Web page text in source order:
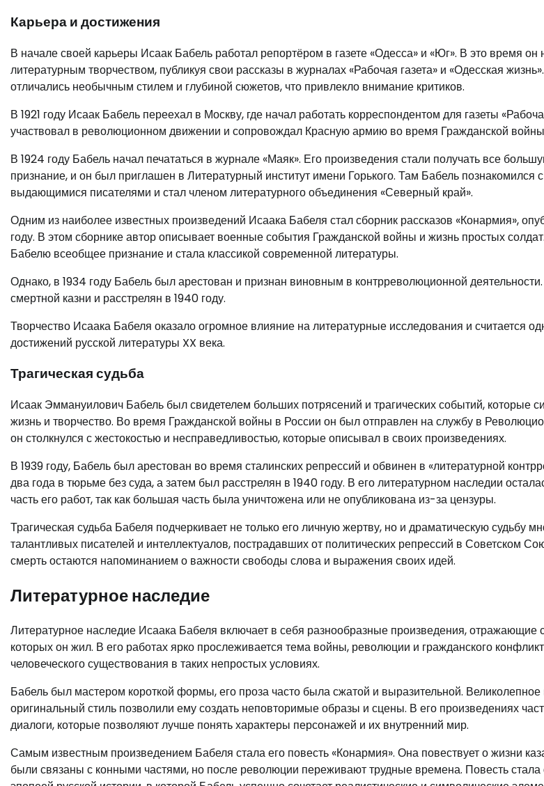
Карьера и достижения
В начале своей карьеры Исаак Бабель работал репортёром в газете «Одесса» и «Юг». В это время он
литературным творчеством, публикуя свои рассказы в журналах «Рабочая газета» и «Одесская
отличались необычным стилем и глубиной сюжетов, что привлекло внимание критиков.
В 1921 году Исаак Бабель переехал в Москву, где начал работать корреспондентом для газеты
участвовал в революционном движении и сопровождал Красную армию во время Гражданской
В 1924 году Бабель начал печататься в журнале «Маяк». Его произведения стали получать все
признание, и он был приглашен в Литературный институт имени Горького. Там Бабель познакомился
выдающимися писателями и стал членом литературного объединения «Северный край».
Одним из наиболее известных произведений Исаака Бабеля стал сборник рассказов «Конармия»,
году. В этом сборнике автор описывает военные события Гражданской войны и жизнь простых
Бабелю всеобщее признание и стала классикой современной литературы.
Однако, в 1934 году Бабель был арестован и признан виновным в контрреволюционной
смертной казни и расстрелян в 1940 году.
Творчество Исаака Бабеля оказало огромное влияние на литературные исследования и считается
достижений русской литературы XX века.
Трагическая судьба
Исаак Эммануилович Бабель был свидетелем больших потрясений и трагических событий, которые
жизнь и творчество. Во время Гражданской войны в России он был отправлен на службу в
он столкнулся с жестокостью и несправедливостью, которые описывал в своих произведениях.
В 1939 году, Бабель был арестован во время сталинских репрессий и обвинен в «литературной
два года в тюрьме без суда, а затем был расстрелян в 1940 году. В его литературном наследии
часть его работ, так как большая часть была уничтожена или не опубликована из-за цензуры.
Трагическая судьба Бабеля подчеркивает не только его личную жертву, но и драматическую судьбу
талантливых писателей и интеллектуалов, пострадавших от политических репрессий в Советском
смерть остаются напоминанием о важности свободы слова и выражения своих идей.
Литературное наследие
Литературное наследие Исаака Бабеля включает в себя разнообразные произведения,
которых он жил. В его работах ярко прослеживается тема войны, революции и гражданского
человеческого существования в таких непростых условиях.
Бабель был мастером короткой формы, его проза часто была сжатой и выразительной.
оригинальный стиль позволили ему создать неповторимые образы и сцены. В его произведениях
диалоги, которые позволяют лучше понять характеры персонажей и их внутренний мир.
Самым известным произведением Бабеля стала его повесть «Конармия». Она повествует о жизни
были связаны с конными частями, но после революции переживают трудные времена. Повесть стала